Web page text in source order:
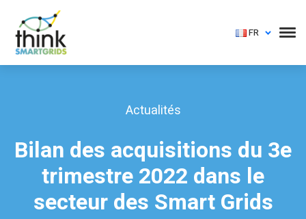
FR
Actualités
Bilan des acquisitions du 3e
trimestre 2022 dans le
secteur des Smart Grids